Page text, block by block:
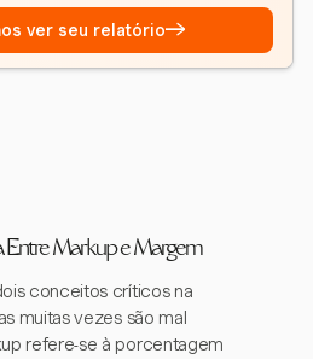
ver seu relatório→
Entre Markup e Margem
conceitos críticos na
muitas vezes são mal
refere-se à porcentagem